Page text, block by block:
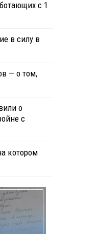
с 1
в силу в
— о том,
о
с
котором